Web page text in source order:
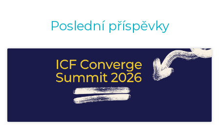
Poslední příspěvky